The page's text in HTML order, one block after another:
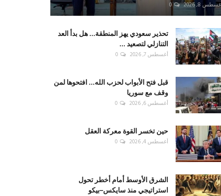
8, 2026
0
تحذير سعودي يهز المنطقة... هل بدأ العد
التنازلي لتصعيد ...
أغسطس 7, 2026 0
قبل فتح الأبواب لحزب الله... افتحوها لمن
وقف مع سوريا
أغسطس 6, 2026 0
حين تخسر القوة معركة العقل
أغسطس 4, 2026 0
الشرق الأوسط أمام أخطر تحول
استراتيجي منذ سايكس–بيكو